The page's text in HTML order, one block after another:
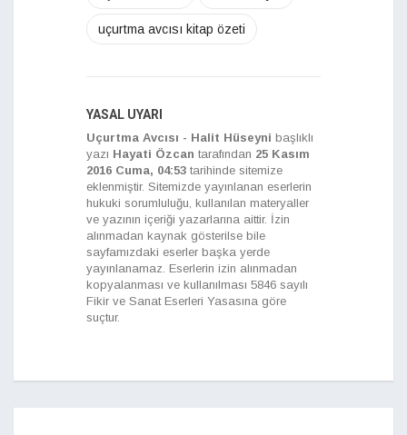
uçurtma avcısı kitap özeti
YASAL UYARI
Uçurtma Avcısı - Halit Hüseyni başlıklı
yazı Hayati Özcan tarafından 25 Kasım
2016 Cuma, 04:53 tarihinde sitemize
eklenmiştir. Sitemizde yayınlanan eserlerin
hukuki sorumluluğu, kullanılan materyaller
ve yazının içeriği yazarlarına aittir. İzin
alınmadan kaynak gösterilse bile
sayfamızdaki eserler başka yerde
yayınlanamaz. Eserlerin izin alınmadan
kopyalanması ve kullanılması 5846 sayılı
Fikir ve Sanat Eserleri Yasasına göre
suçtur.